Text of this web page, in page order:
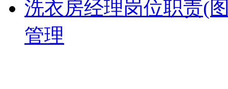
洗衣房经理岗位职责(
管理